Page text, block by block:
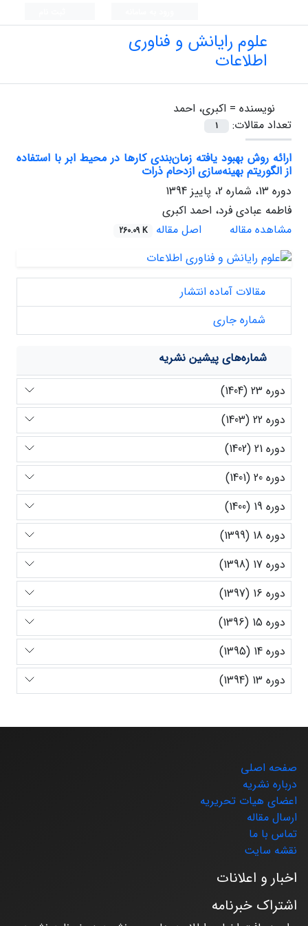
علوم رایانش و فناوری
اطلاعات
نویسنده = اکبری، احمد
تعداد مقالات:
1
ارائه روش بهبود یافته زمان‌بندی کارها در محیط ابر با استفاده
از الگوریتم بهینه‌سازی ازدحام ذرات
دوره 13، شماره 2، پاییز 1394
فاطمه عبادی فرد، احمد اکبری
مشاهده مقاله
اصل مقاله 260.09 K
مقالات آماده انتشار
شماره جاری
شماره‌های پیشین نشریه
دوره 23 (1404)
دوره 22 (1403)
دوره 21 (1402)
دوره 20 (1401)
دوره 19 (1400)
دوره 18 (1399)
دوره 17 (1398)
دوره 16 (1397)
دوره 15 (1396)
دوره 14 (1395)
دوره 13 (1394)
صفحه اصلی
درباره نشریه
اعضای هیات تحریریه
ارسال مقاله
تماس با ما
نقشه سایت
اخبار و اعلانات
اشتراک خبرنامه